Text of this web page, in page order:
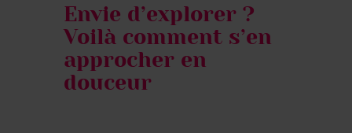
Envie d’explorer ?
Voilà comment s’en
approcher en
douceur